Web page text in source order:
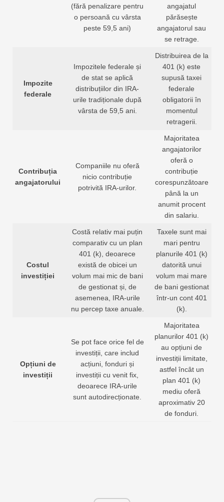
(fără penalizare pentru
o persoană cu vârsta
peste 59,5 ani)
angajatul
părăsește
angajatorul sau
se retrage.
Impozite
federale
Impozitele federale și
de stat se aplică
distribuțiilor din IRA-
urile tradiționale după
vârsta de 59,5 ani.
Distribuirea de la
401 (k) este
supusă taxei
federale
obligatorii în
momentul
retragerii.
Contribuția
angajatorului
Companiile nu oferă
nicio contribuție
potrivită IRA-urilor.
Majoritatea
angajatorilor
oferă o
contribuție
corespunzătoare
până la un
anumit procent
din salariu.
Costul
investiției
Costă relativ mai puțin
comparativ cu un plan
401 (k), deoarece
există de obicei un
volum mai mic de bani
de gestionat și, de
asemenea, IRA-urile
nu percep taxe anuale.
Taxele sunt mai
mari pentru
planurile 401 (k)
datorită unui
volum mai mare
de bani gestionat
într-un cont 401
(k).
Opțiuni de
investiții
Se pot face orice fel de
investiții, care includ
acțiuni, fonduri și
investiții cu venit fix,
deoarece IRA-urile
sunt autodirecționate.
Majoritatea
planurilor 401 (k)
au opțiuni de
investiții limitate,
astfel încât un
plan 401 (k)
mediu oferă
aproximativ 20
de fonduri.